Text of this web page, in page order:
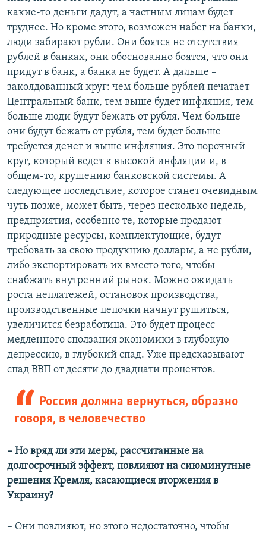
какие-то деньги дадут, а частным лицам будет
труднее. Но кроме этого, возможен набег на банки,
люди забирают рубли. Они боятся не отсутствия
рублей в банках, они обоснованно боятся, что они
придут в банк, а банка не будет. А дальше –
заколдованный круг: чем больше рублей печатает
Центральный банк, тем выше будет инфляция, тем
больше люди будут бежать от рубля. Чем больше
они будут бежать от рубля, тем будет больше
требуется денег и выше инфляция. Это порочный
круг, который ведет к высокой инфляции и, в
общем-то, крушению банковской системы. А
следующее последствие, которое станет очевидным
чуть позже, может быть, через несколько недель, –
предприятия, особенно те, которые продают
природные ресурсы, комплектующие, будут
требовать за свою продукцию доллары, а не рубли,
либо экспортировать их вместо того, чтобы
снабжать внутренний рынок. Можно ожидать
роста неплатежей, остановок производства,
производственные цепочки начнут рушиться,
увеличится безработица. Это будет процесс
медленного сползания экономики в глубокую
депрессию, в глубокий спад. Уже предсказывают
спад ВВП от десяти до двадцати процентов.
Россия должна вернуться, образно
говоря, в человечество
– Но вряд ли эти меры, рассчитанные на
долгосрочный эффект, повлияют на сиюминутные
решения Кремля, касающиеся вторжения в
Украину?
– Они повлияют, но этого недостаточно, чтобы